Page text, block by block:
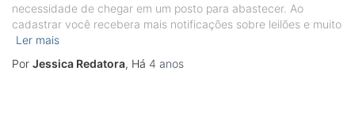
necessidade de chegar em um posto para abastecer. Ao
cadastrar você recebera mais notificações sobre leilões e muito
Ler mais
Por Jessica Redatora, Há 4 anos